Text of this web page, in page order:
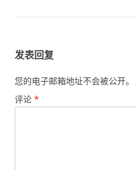
发表回复
您的电子邮箱地址不会被公开。
评论 *